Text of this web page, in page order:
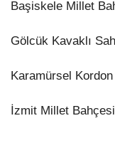
Başiskele Millet
Gölcük Kavaklı
Karamürsel
İzmit Millet